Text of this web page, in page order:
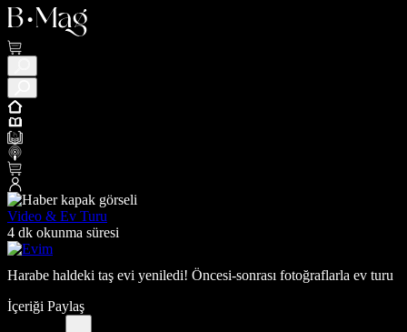
Video & Ev Turu
4 dk okunma süresi
Harabe haldeki taş evi yeniledi! Öncesi-sonrası fotoğraflarla ev turu
İçeriği Paylaş